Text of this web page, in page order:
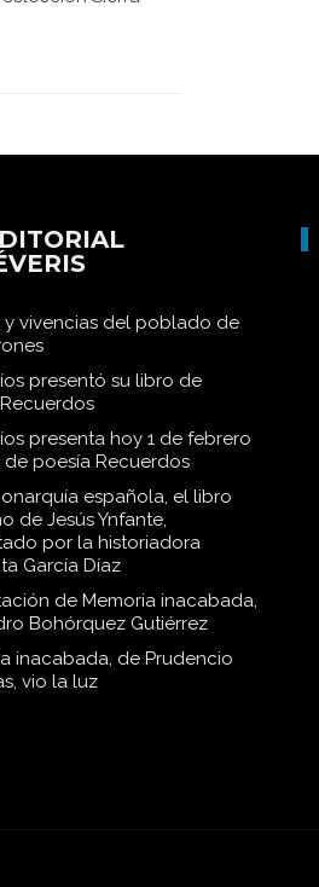
y vivencias del poblado de
presentó su libro de
presenta hoy 1 de febrero
de poesía Recuerdos
española, el libro
de Jesús Ynfante,
por la historiadora
García Díaz
de Memoria inacabada,
Bohórquez Gutiérrez
inacabada, de Prudencio
vio la luz